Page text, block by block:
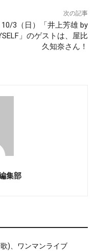
次の記事
10/3（日）「井上芳雄 by
」のゲストは、屋比
久知奈さん！
集部
)、ワンマンライブ